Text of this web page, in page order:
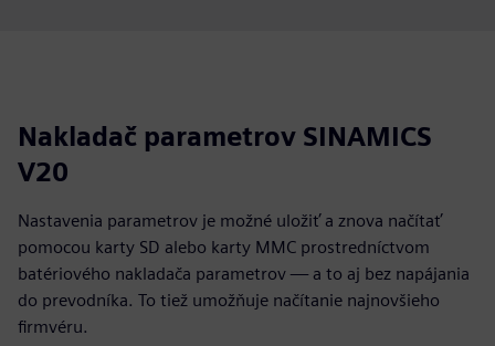
Nakladač parametrov SINAMICS
V20
Nastavenia parametrov je možné uložiť a znova načítať
pomocou karty SD alebo karty MMC prostredníctvom
batériového nakladača parametrov — a to aj bez napájania
do prevodníka. To tiež umožňuje načítanie najnovšieho
firmvéru.